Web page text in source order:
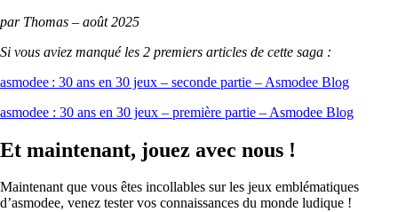
par Thomas – août 2025
Si vous aviez manqué les 2 premiers articles de cette saga :
asmodee : 30 ans en 30 jeux – seconde partie – Asmodee Blog
asmodee : 30 ans en 30 jeux – première partie – Asmodee Blog
Et maintenant, jouez avec nous !
Maintenant que vous êtes incollables sur les jeux emblématiques
d’asmodee, venez tester vos connaissances du monde ludique !